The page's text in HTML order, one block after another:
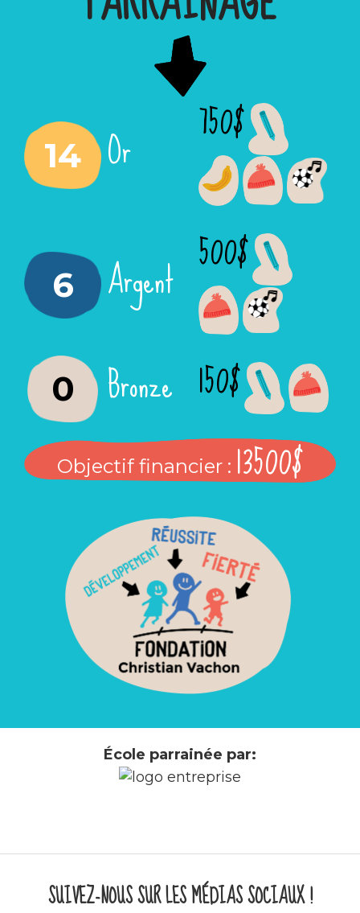
14 Or 750$
6 Argent 500$
0 Bronze 150$
Objectif financier : 13500$
École parrainée par:
SUIVEZ-NOUS SUR LES MÉDIAS SOCIAUX !